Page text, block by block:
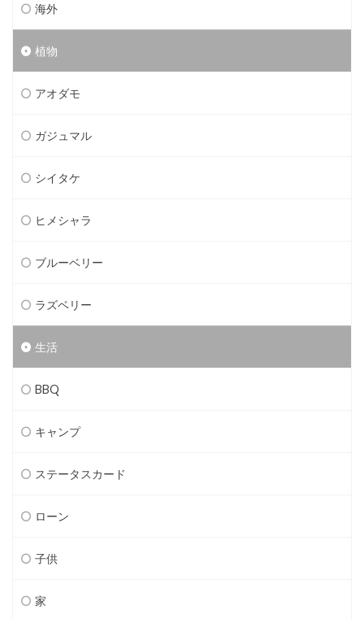
海外
植物
アオダモ
ガジュマル
シイタケ
ヒメシャラ
ブルーベリー
ラズベリー
生活
BBQ
キャンプ
ステータスカード
ローン
子供
家